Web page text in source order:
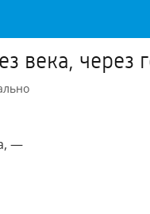
века, через
—